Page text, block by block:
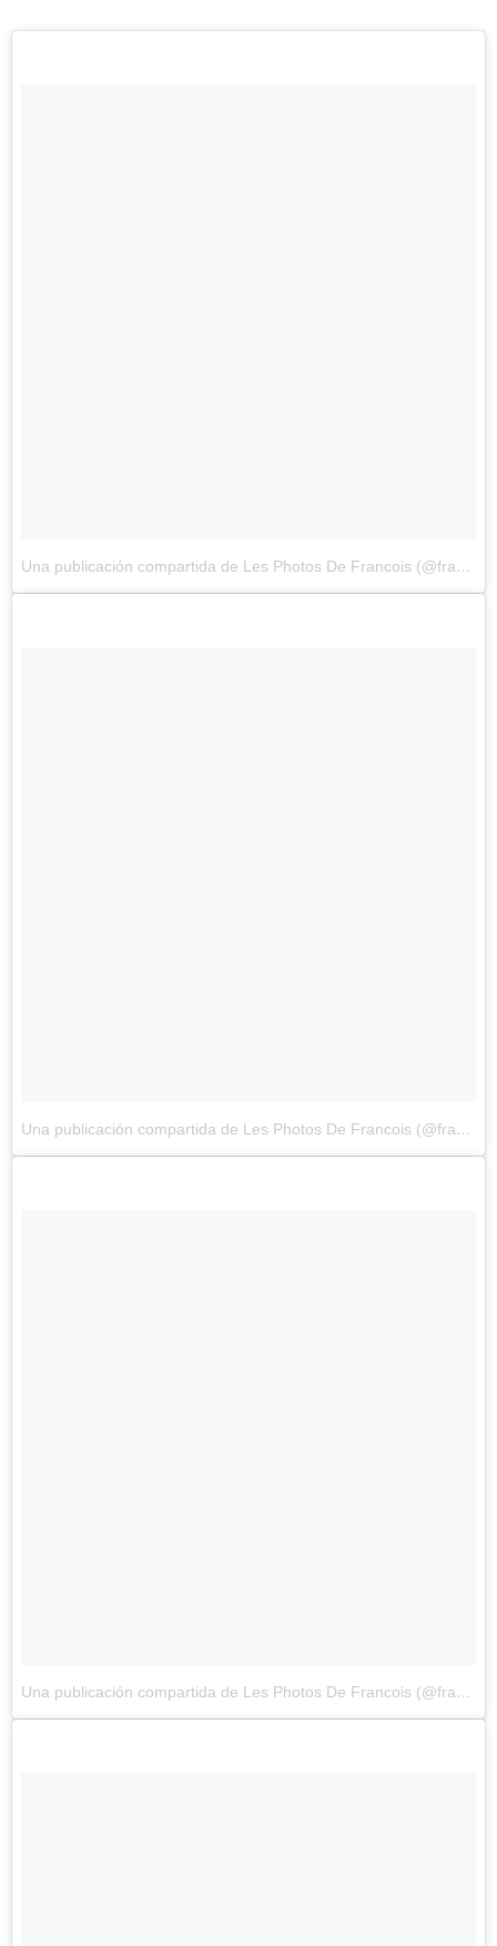
Una publicación compartida de Les Photos De Francois (@francoisdourlen)
Una publicación compartida de Les Photos De Francois (@francoisdourlen)
Una publicación compartida de Les Photos De Francois (@francoisdourlen)